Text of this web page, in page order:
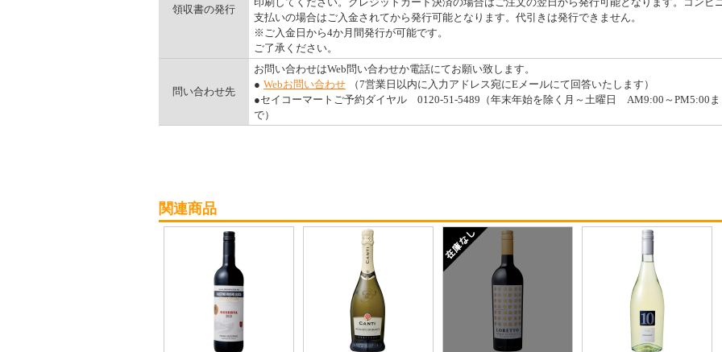
領収書の発行
支払いの場合はご入金されてから発行可能となります。代引きは発行できません。
※ご入金日から4か月間発行が可能です。
ご了承ください。
問い合わせ先
お問い合わせはWeb問い合わせか電話にてお願い致します。
● Webお問い合わせ
（7営業日以内に入力アドレス宛にEメールにて回答いたします）
●セイコーマートご予約ダイヤル 0120-51-5489（年末年始を除く月～土曜日 AM9:00～PM5:00ま
で）
関連商品